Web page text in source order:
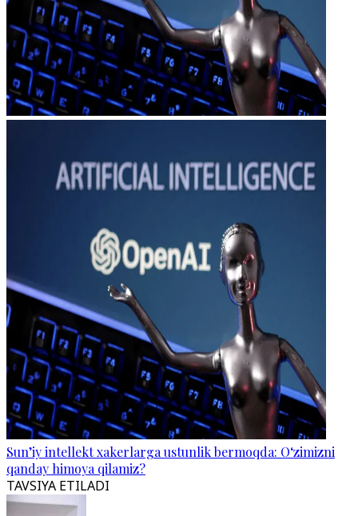
Sun’iy intellekt xakerlarga ustunlik bermoqda: O‘zimizni
qanday himoya qilamiz?
TAVSIYA ETILADI